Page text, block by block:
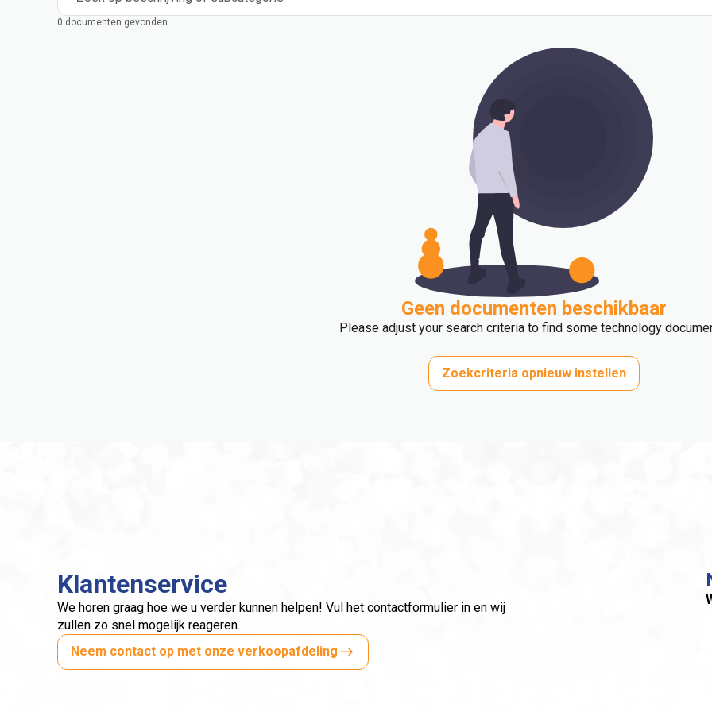
0 documenten gevonden
Geen documenten beschikbaar
Please adjust your search criteria to find some technology
Zoekcriteria opnieuw instellen
Klantenservice
We horen graag hoe we u verder kunnen helpen! Vul het contactformulier in en wij
zullen zo snel mogelijk reageren.
Neem contact op met onze verkoopafdeling